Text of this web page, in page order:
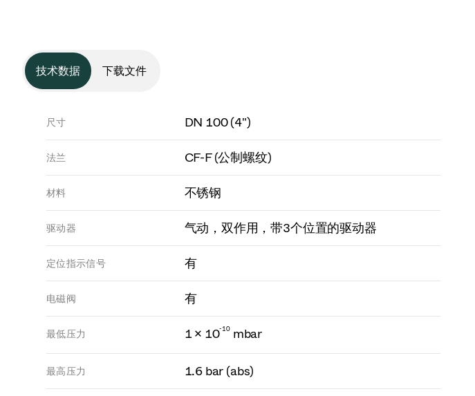
技术数据 下载文件
尺寸 DN 100 (4")
法兰 CF-F (公制螺纹)
材料 不锈钢
驱动器 气动，双作用，带3个位置的驱动器
定位指示信号 有
电磁阀 有
最低压力 1 × 10-10mbar
最高压力 1.6 bar (abs)